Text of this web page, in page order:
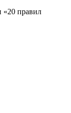
«20 правил